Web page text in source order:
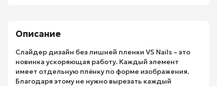
Описание
Слайдер дизайн без лишней пленки VS Nails – это
новинка ускоряющая работу. Каждый элемент
имеет отдельную плёнку по форме изображения.
Благодаря этому не нужно вырезать каждый